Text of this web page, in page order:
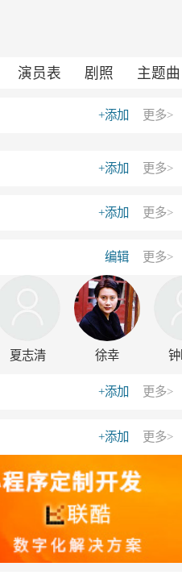
演员表 剧照 主题曲
更多>
+添加
更多>
+添加
更多>
+添加
更多>
编辑
夏志清 徐幸
更多>
+添加
更多>
+添加